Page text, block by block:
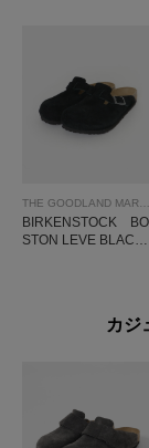
THE GOODLAND MARKET
BIRKENSTOCK BO
STON LEVE BLACK-
カジ